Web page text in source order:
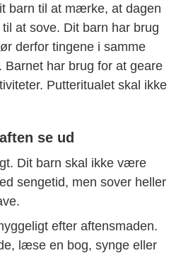
barn til at mærke, at dagen
at sove. Dit barn har brug
derfor tingene i samme
har brug for at geare
Putteritualet skal ikke
se ud
Dit barn skal ikke være
sengetid, men sover heller
efter aftensmaden.
læse en bog, synge eller